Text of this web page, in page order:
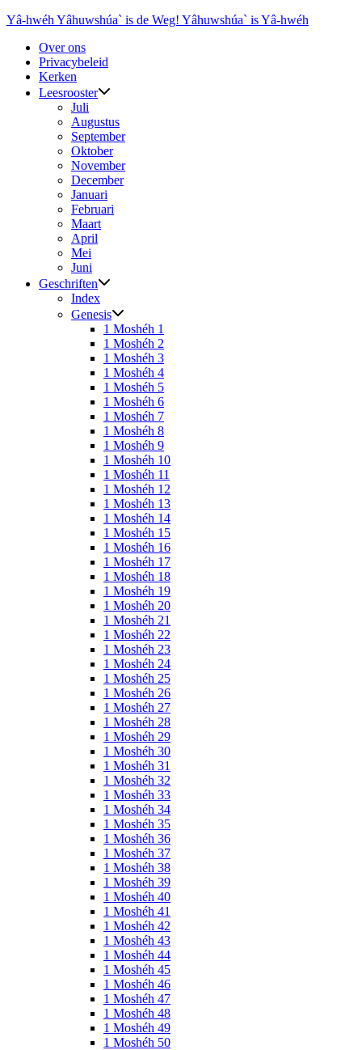
Ga
inhoud
Yâ-hwéh Yâhuwshúa` is de Weg! Yâhuwshúa` is Yâ-hwéh
Over ons
Privacybeleid
Kerken
Leesrooster
Juli
Augustus
September
Oktober
November
December
Januari
Februari
Maart
April
Mei
Juni
Geschriften
Index
Genesis
1 Moshéh 1
1 Moshéh 2
1 Moshéh 3
1 Moshéh 4
1 Moshéh 5
1 Moshéh 6
1 Moshéh 7
1 Moshéh 8
1 Moshéh 9
1 Moshéh 10
1 Moshéh 11
1 Moshéh 12
1 Moshéh 13
1 Moshéh 14
1 Moshéh 15
1 Moshéh 16
1 Moshéh 17
1 Moshéh 18
1 Moshéh 19
1 Moshéh 20
1 Moshéh 21
1 Moshéh 22
1 Moshéh 23
1 Moshéh 24
1 Moshéh 25
1 Moshéh 26
1 Moshéh 27
1 Moshéh 28
1 Moshéh 29
1 Moshéh 30
1 Moshéh 31
1 Moshéh 32
1 Moshéh 33
1 Moshéh 34
1 Moshéh 35
1 Moshéh 36
1 Moshéh 37
1 Moshéh 38
1 Moshéh 39
1 Moshéh 40
1 Moshéh 41
1 Moshéh 42
1 Moshéh 43
1 Moshéh 44
1 Moshéh 45
1 Moshéh 46
1 Moshéh 47
1 Moshéh 48
1 Moshéh 49
1 Moshéh 50